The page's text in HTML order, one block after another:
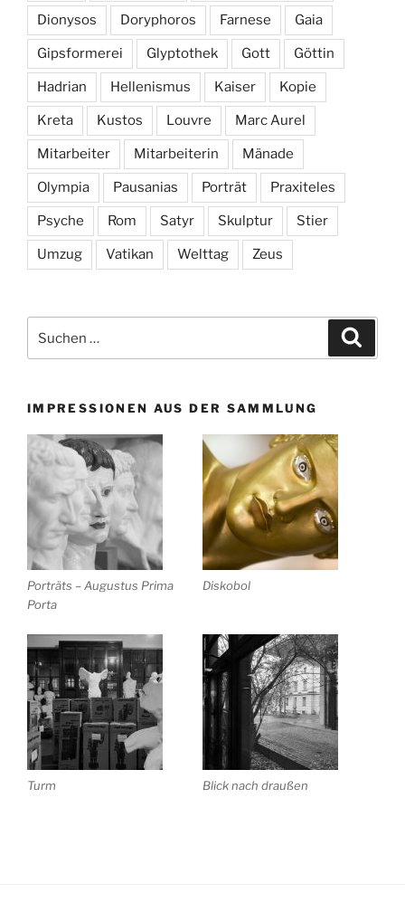
Dionysos Doryphoros Farnese Gaia
Gipsformerei Glyptothek Gott Göttin
Hadrian Hellenismus Kaiser Kopie
Kreta Kustos Louvre Marc Aurel
Mitarbeiter Mitarbeiterin Mänade
Olympia Pausanias Porträt Praxiteles
Psyche Rom Satyr Skulptur Stier
Umzug Vatikan Welttag Zeus
nach:
IMPRESSIONEN AUS DER SAMMLUNG
Porträts – Augustus Prima
Porta
Diskobol
Turm Blick nach draußen